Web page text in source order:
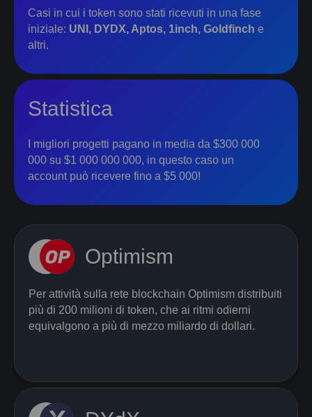
Casi in cui i token sono stati ricevuti in una fase
iniziale: UNI, DYDX, Aptos, 1inch, Goldfinch e
altri.
Statistica
I migliori progetti pagano in media da $300 000
000 su $1 000 000 000, in questo caso un
account può ricevere fino a $5 000!
Optimism
Per attività sulla rete blockchain Optimism distribuiti
più di 200 milioni di token, che ai ritmi odierni
equivalgono a più di mezzo miliardo di dollari.